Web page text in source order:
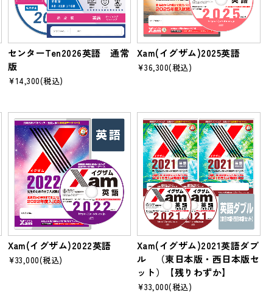
センターTen2026英語 通常
版
¥14,300(税込)
Xam(イグザム)2025英語
¥36,300(税込)
Xam(イグザム)2022英語
¥33,000(税込)
Xam(イグザム)2021英語ダブ
ル （東日本版・西日本版セ
ット）【残りわずか】
¥33,000(税込)